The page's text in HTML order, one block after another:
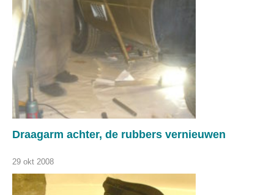
Draagarm achter, de rubbers vernieuwen
29 okt 2008